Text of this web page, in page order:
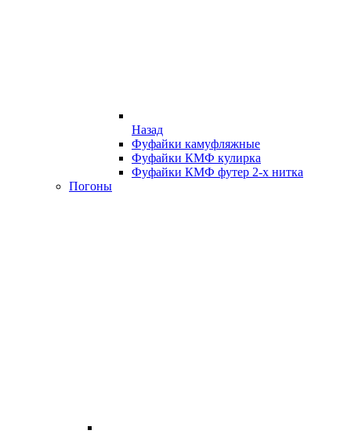
Назад
Фуфайки камуфляжные
Фуфайки КМФ кулирка
Фуфайки КМФ футер 2-х нитка
Погоны